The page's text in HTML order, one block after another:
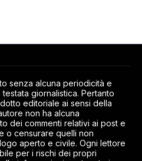
senza alcuna periodicità e
giornalistica. Pertanto
editoriale ai sensi della
non ha alcuna
dei commenti relativi ai post e
o censurare quelli non
aperto e civile. Ogni lettore
per i rischi dei propri